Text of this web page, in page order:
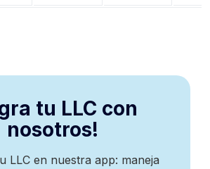
tu LLC con
nosotros!
LLC en nuestra app: maneja